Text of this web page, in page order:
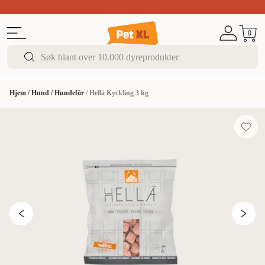
0
Hjem /Hund /Hundefôr /Hellä Kyckling 3 kg